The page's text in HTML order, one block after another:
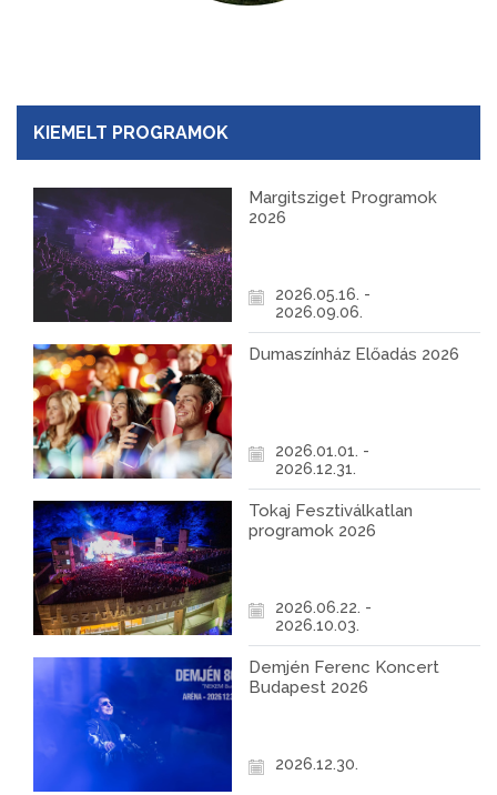
KIEMELT PROGRAMOK
Margitsziget Programok
2026
2026.05.16. -
2026.09.06.
Dumaszínház Előadás 2026
2026.01.01. -
2026.12.31.
Tokaj Fesztiválkatlan
programok 2026
2026.06.22. -
2026.10.03.
Demjén Ferenc Koncert
Budapest 2026
2026.12.30.